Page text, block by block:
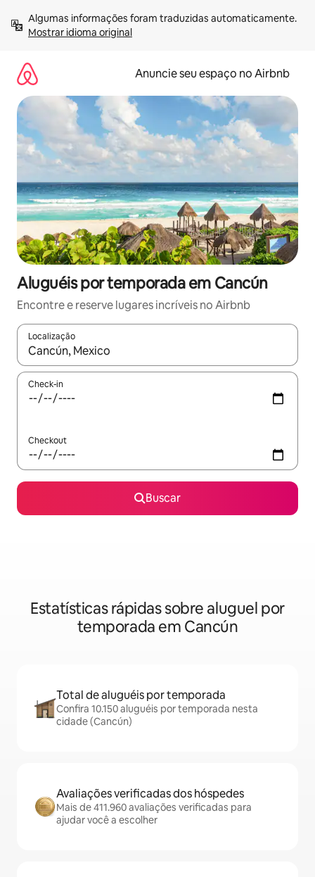
para
Mostrar idioma original
Anuncie seu espaço no Airbnb
Aluguéis por temporada em Cancún
Encontre e reserve lugares incríveis no Airbnb
Localização
Quando os resultados estiverem disponíveis, explore-os
Check-in
Checkout
Buscar
Estatísticas rápidas sobre aluguel por
temporada em Cancún
Total de aluguéis por temporada
Confira 10.150 aluguéis por temporada nesta
cidade (Cancún)
Avaliações verificadas dos hóspedes
Mais de 411.960 avaliações verificadas para
ajudar você a escolher